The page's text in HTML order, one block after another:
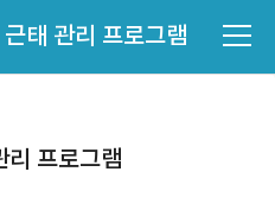
태 관리 프로그램
리 프로그램